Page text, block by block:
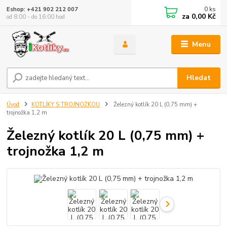
Menu
Hledat
Eshop: +421 902 212 007
od 8:00 - do 16:00 hod
0 ks
za 0,00 Kč
Úvod KOTLÍKY S TROJNOŽKOU
Železný kotlík 20 L (0,75 mm) +
trojnožka 1,2 m
Železný kotlík 20 L (0,75 mm) +
trojnožka 1,2 m